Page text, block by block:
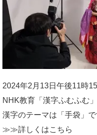
2024年2月13日午後11時
NHK教育「漢字ふむふむ
漢字のテーマは「手袋」で
≫≫詳しくはこちら